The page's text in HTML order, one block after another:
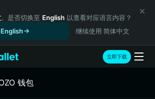
。是否切换至 English 以查看对应语言内容？
继续使用 简体中文
立即下载
钱包